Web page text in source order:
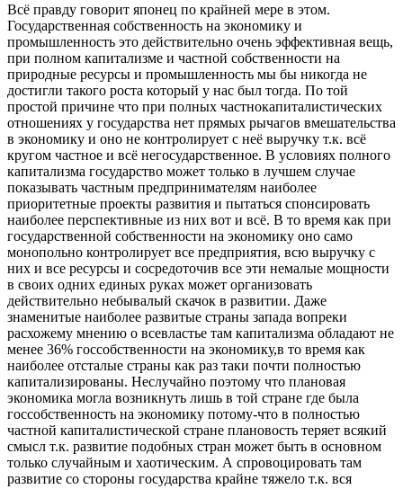
Всё правду говорит японец по крайней мере в этом.
Государственная собственность на экономику и
промышленность это действительно очень эффективная вещь,
при полном капитализме и частной собственности на
природные ресурсы и промышленность мы бы никогда не
достигли такого роста который у нас был тогда. По той
простой причине что при полных частнокапиталистических
отношениях у государства нет прямых рычагов вмешательства
в экономику и оно не контролирует с неё выручку т.к. всё
кругом частное и всё негосударственное. В условиях полного
капитализма государство может только в лучшем случае
показывать частным предпринимателям наиболее
приоритетные проекты развития и пытаться спонсировать
наиболее перспективные из них вот и всё. В то время как при
государственной собственности на экономику оно само
монопольно контролирует все предприятия, всю выручку с
них и все ресурсы и сосредоточив все эти немалые мощности
в своих одних единых руках может организовать
действительно небывалый скачок в развитии. Даже
знаменитые наиболее развитые страны запада вопреки
расхожему мнению о всевластье там капитализма обладают не
менее 36% госсобственности на экономику,в то время как
наиболее отсталые страны как раз таки почти полностью
капитализированы. Неслучайно поэтому что плановая
экономика могла возникнуть лишь в той стране где была
госсобственность на экономику потому-что в полностью
частной капиталистической стране плановость теряет всякий
смысл т.к. развитие подобных стран может быть в основном
только случайным и хаотическим. А спровоцировать там
развитие со стороны государства крайне тяжело т.к. вся